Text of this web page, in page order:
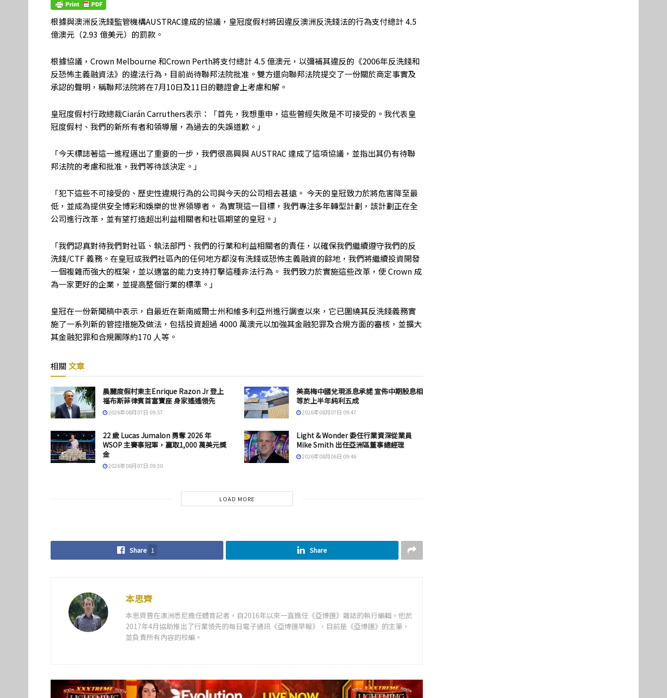
根據與澳洲反洗錢監管機構AUSTRAC達成的協議，皇冠度假村將因違反澳洲反洗錢法的行為支付總計 4.5
億澳元（2.93 億美元）的罰款。
根據協議，Crown Melbourne 和Crown Perth將支付總計 4.5 億澳元，以彌補其違反的《2006年反洗錢和
反恐怖主義融資法》的違法行為，目前尚待聯邦法院批准。雙方還向聯邦法院提交了一份關於商定事實及
承認的聲明，稱聯邦法院將在7月10日及11日的聽證會上考慮和解。
皇冠度假村行政總裁Ciarán Carruthers表示：「首先，我想重申，這些曾經失敗是不可接受的。我代表皇
冠度假村、我們的新所有者和領導層，為過去的失誤道歉。」
「今天標誌著這一進程邁出了重要的一步，我們很高興與 AUSTRAC 達成了這項協議，並指出其仍有待聯
邦法院的考慮和批准，我們等待該決定。」
「犯下這些不可接受的、歷史性違規行為的公司與今天的公司相去甚遠。 今天的皇冠致力於將危害降至最
低，並成為提供安全博彩和娛樂的世界領導者。 為實現這一目標，我們專注多年轉型計劃，該計劃正在全
公司進行改革，並有望打造超出利益相關者和社區期望的皇冠。」
「我們認真對待我們對社區、執法部門、我們的行業和利益相關者的責任，以確保我們繼續遵守我們的反
洗錢/CTF 義務。在皇冠或我們社區內的任何地方都沒有洗錢或恐怖主義融資的餘地，我們將繼續投資開發
一個複雜而強大的框架，並以適當的能力支持打擊這種非法行為。 我們致力於實施這些改革，使 Crown 成
為一家更好的企業，並提高整個行業的標準。」
皇冠在一份新聞稿中表示，自最近在新南威爾士州和維多利亞州進行調查以來，它已圍繞其反洗錢義務實
施了一系列新的管控措施及做法，包括投資超過 4000 萬澳元以加強其金融犯罪及合規方面的審核，並擴大
其金融犯罪和合規團隊約170 人等。
相關 文章
晨麗度假村東主Enrique Razon Jr 登上
福布斯菲律賓首富寶座 身家遙遙領先
2026年08月07日 09:57
美高梅中國兌現派息承諾 宣佈中期股息相
等於上半年純利五成
2026年08月07日 09:47
22 歲 Lucas Jumalon 勇奪 2026 年
WSOP 主賽事冠軍，贏取1,000 萬美元獎
金
2026年08月07日 09:30
Light & Wonder 委任行業資深從業員
Mike Smith 出任亞洲區董事總經理
2026年08月06日 09:46
LOAD MORE
Share 1 Share
本思齊
本思齊曾在澳洲悉尼擔任體育記者，自2016年以來一直擔任《亞博匯》雜誌的執行編輯。他於
2017年4月協助推出了行業領先的每日電子通訊《亞博匯早報》，目前是《亞博匯》的主筆，
並負責所有內容的校編。